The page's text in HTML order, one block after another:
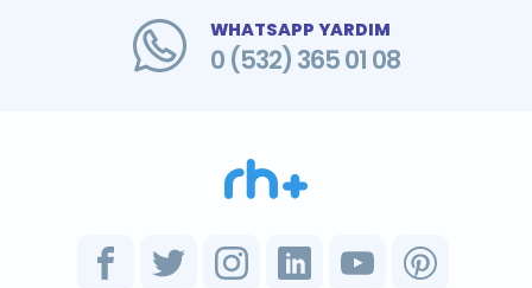
WHATSAPP YARDIM
0 (532) 365 01 08